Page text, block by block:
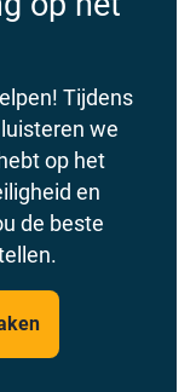
Tijdens
we
op het
en
de beste